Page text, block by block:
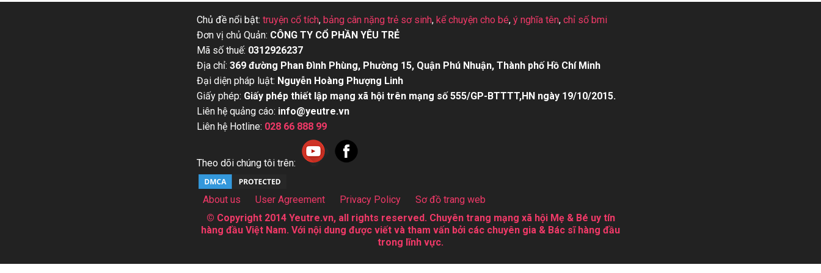
Chủ đề nổi bật: truyện cổ tích, bảng cân nặng trẻ sơ sinh, kể chuyện cho bé, ý nghĩa tên, chỉ số bmi
Đơn vị chủ Quản: CÔNG TY CỔ PHẦN YÊU TRẺ
Mã số thuế: 0312926237
Địa chỉ: 369 đường Phan Đình Phùng, Phường 15, Quận Phú Nhuận, Thành phố Hồ Chí Minh
Đại diện pháp luật: Nguyễn Hoàng Phượng Linh
Giấy phép: Giấy phép thiết lập mạng xã hội trên mạng số 555/GP-BTTTT,HN ngày 19/10/2015.
Liên hệ quảng cáo: info@yeutre.vn
Liên hệ Hotline: 028 66 888 99
Theo dõi chúng tôi trên:
About us User Agreement Privacy Policy
Sơ đồ trang web
© Copyright 2014 Yeutre.vn, all rights reserved. Chuyên trang mạng xã hội Mẹ & Bé uy tín
hàng đầu Việt Nam. Với nội dung được viết và tham vấn bởi các chuyên gia & Bác sĩ hàng đầu
trong lĩnh vực.